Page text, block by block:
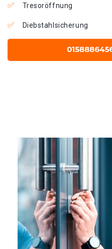
Tresoröffnung
Diebstahlsicherung